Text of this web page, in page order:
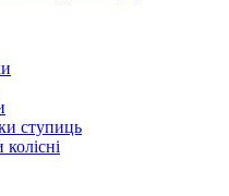
ступиць